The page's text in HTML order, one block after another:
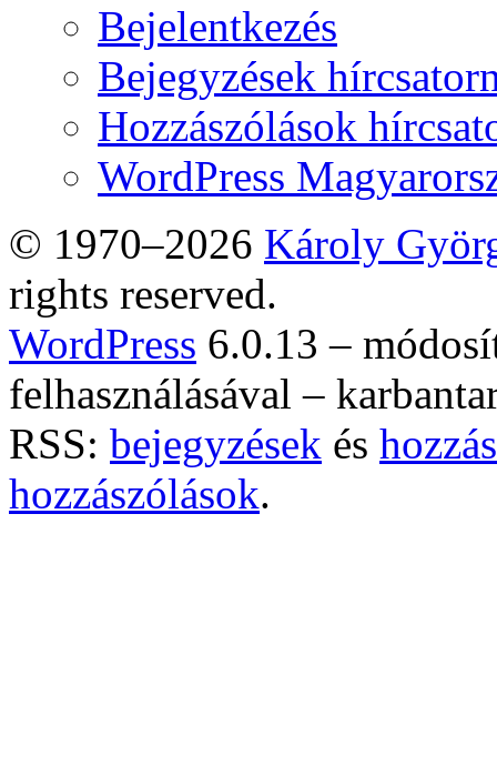
Bejelentkezés
Bejegyzések
Hozzászólások
WordPress
© 1970–2026 Károly
rights reserved.
WordPress 6.0.13 –
felhasználásával –
RSS: bejegyzések és
hozzászólások.